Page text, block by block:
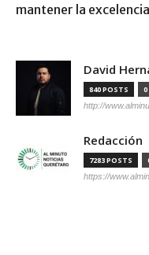
mantener la
David
840 POSTS 0
http://
Redacción
7283 POSTS
https://